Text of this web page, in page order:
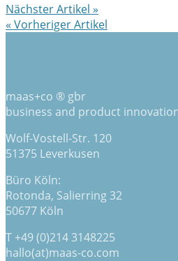
Nächster Artikel »
« Vorheriger Artikel
maas+co ® gbr
business and product
Wolf-Vostell-Str. 120
51375 Leverkusen
Büro Köln:
Rotonda, Salierring 32
50677 Köln
T +49 (0)214 3148225
hallo(at)maas-co.com